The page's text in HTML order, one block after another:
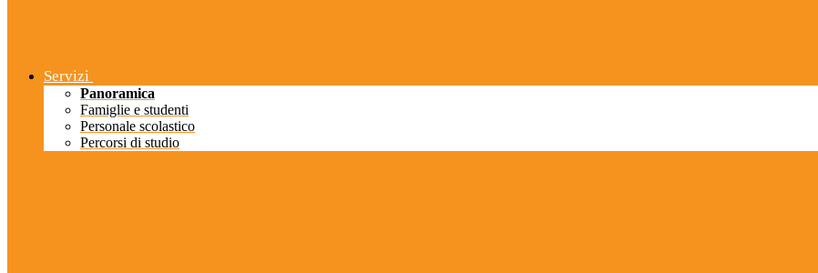
Servizi
Panoramica
Famiglie e studenti
Personale scolastico
Percorsi di studio